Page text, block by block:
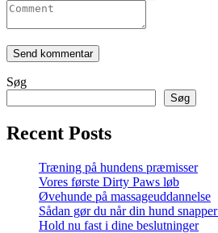
Søg
Søg
Recent Posts
Træning på hundens præmisser
Vores første Dirty Paws løb
Øvehunde på massageuddannelse
Sådan gør du når din hund
Hold nu fast i dine beslutninger